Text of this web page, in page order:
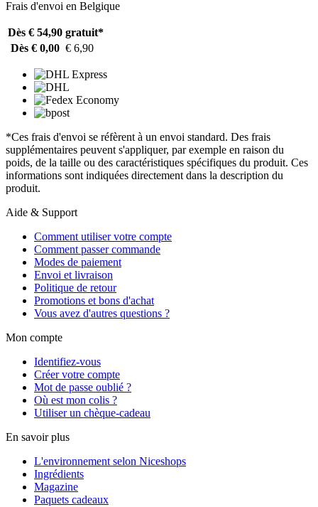
Frais d'envoi en Belgique
Dès € 54,90 gratuit*
Dès € 0,00 € 6,90
*Ces frais d'envoi se réfèrent à un envoi standard. Des frais
supplémentaires peuvent s'appliquer, par exemple en raison du
poids, de la taille ou des caractéristiques spécifiques du produit. Ces
informations sont indiquées directement dans la description du
produit.
Aide & Support
Comment utiliser votre compte
Comment passer commande
Modes de paiement
Envoi et livraison
Politique de retour
Promotions et bons d'achat
Vous avez d'autres questions ?
Mon compte
Identifiez-vous
Créer votre compte
Mot de passe oublié ?
Où est mon colis ?
Utiliser un chèque-cadeau
En savoir plus
L'environnement selon Niceshops
Ingrédients
Magazine
Paquets cadeaux